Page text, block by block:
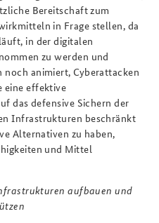
Bereitschaft zum
in Frage stellen, da
in der digitalen
zu werden und
animiert, Cyberattacken
eine effektive
das defensive Sichern der
Infrastrukturen beschränkt
Alternativen zu haben,
und Mittel
aufbauen und